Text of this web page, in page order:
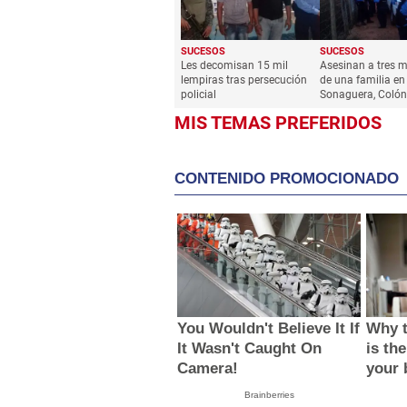
SUCESOS
Les decomisan 15 mil
lempiras tras persecución
policial
SUCESOS
Asesinan a tres
de una familia en
Sonaguera, Colón
MIS TEMAS PREFERIDOS
CONTENIDO PROMOCIONADO
You Wouldn't Believe It If
It Wasn't Caught On
Camera!
Brainberries
Why
is
your